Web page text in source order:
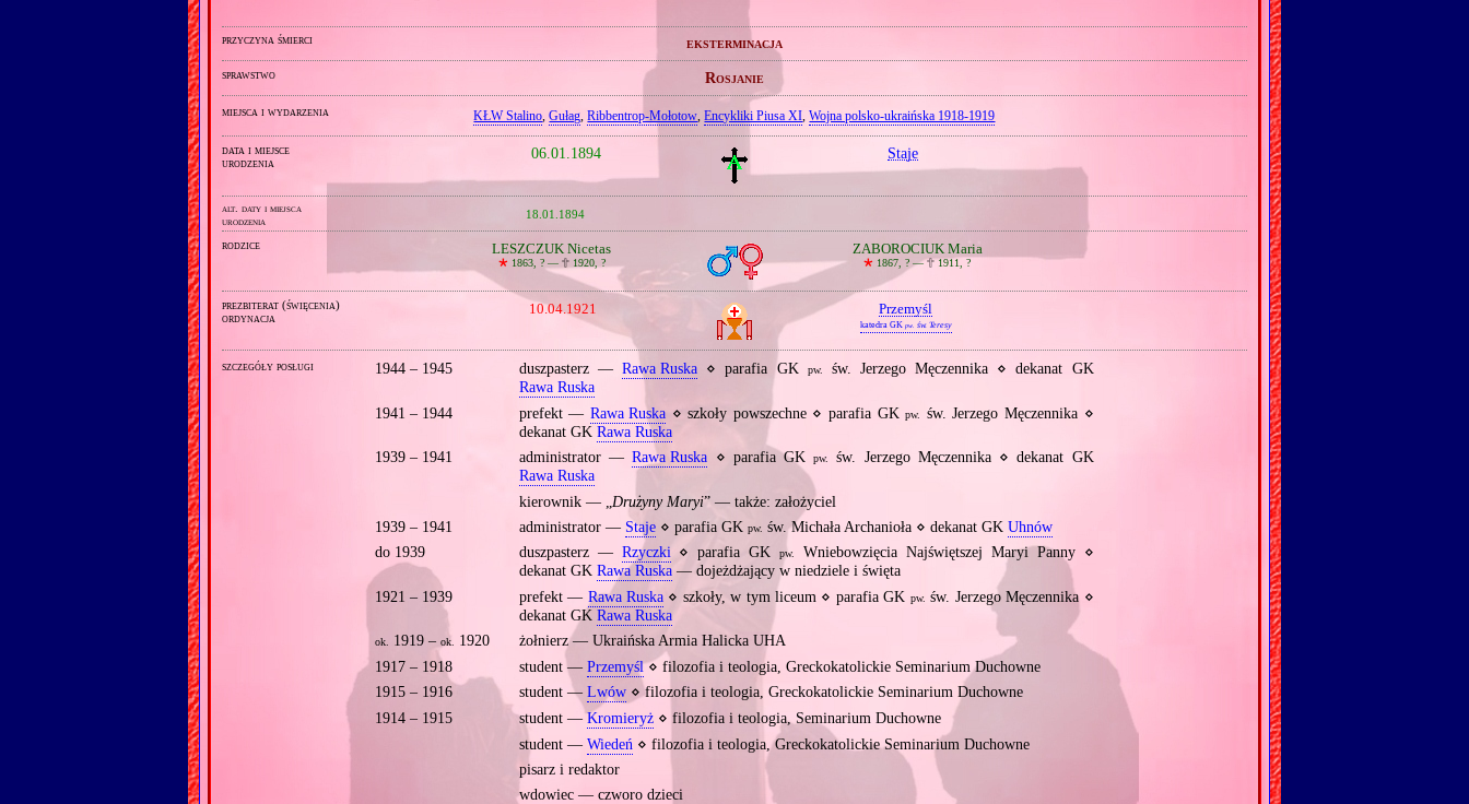
przyczyna śmierci eksterminacja
sprawstwo Rosjanie
miejsca i wydarzenia KŁW Stalino ,Gułag ,Ribbentrop‐Mołotow ,Encykliki Piusa XI ,Wojna polsko‐ukraińska 1918‐1919
data i miejsce
urodzenia
06.01.1894 Staje
alt. daty i miejsca
urodzenia
18.01.1894
rodzice LESZCZUK Nicetas
🞲 1863, ? — 🕆1920, ?
ZABOROCIUK Maria
🞲 1867, ? —🕆1911, ?
prezbiterat (święcenia)
ordynacja
10.04.1921 Przemyśl
katedra GK pw. św. Teresy
szczegóły posługi 1944 – 1945 duszpasterz —Rawa Ruska ⋄ parafia GK pw.
św. Jerzego Męczennika ⋄ dekanat GK
Rawa Ruska
1941 – 1944
prefekt —Rawa Ruska ⋄ szkoły powszechne ⋄ parafia GKpw.
św. Jerzego Męczennika ⋄
dekanat GK Rawa Ruska
1939 – 1941
administrator —Rawa Ruska ⋄ parafia GKpw.
św. Jerzego Męczennika ⋄ dekanat GK
Rawa Ruska
kierownik — „Drużyny Maryi” — także: założyciel
1939 – 1941
administrator — Staje⋄ parafia GK pw. św. Michała Archanioła ⋄ dekanat GK Uhnów
do 1939
duszpasterz — Rzyczki⋄ parafia GKpw.
Wniebowzięcia Najświętszej Maryi Panny ⋄
dekanat GK Rawa Ruska— dojeżdżający w niedziele i święta
1921 – 1939
prefekt — Rawa Ruska⋄ szkoły, w tym liceum ⋄ parafia GK pw. św. Jerzego Męczennika ⋄
dekanat GK Rawa Ruska
ok. 1919 –ok. 1920
żołnierz — Ukraińska Armia Halicka UHA
1917 – 1918
student — Przemyśl⋄ filozofia i teologia, Greckokatolickie Seminarium Duchowne
1915 – 1916
student — Lwów⋄ filozofia i teologia, Greckokatolickie Seminarium Duchowne
1914 – 1915
student —Kromieryż⋄ filozofia i teologia, Seminarium Duchowne
student — Wiedeń ⋄ filozofia i teologia, Greckokatolickie Seminarium Duchowne
pisarz i redaktor
wdowiec — czworo dzieci